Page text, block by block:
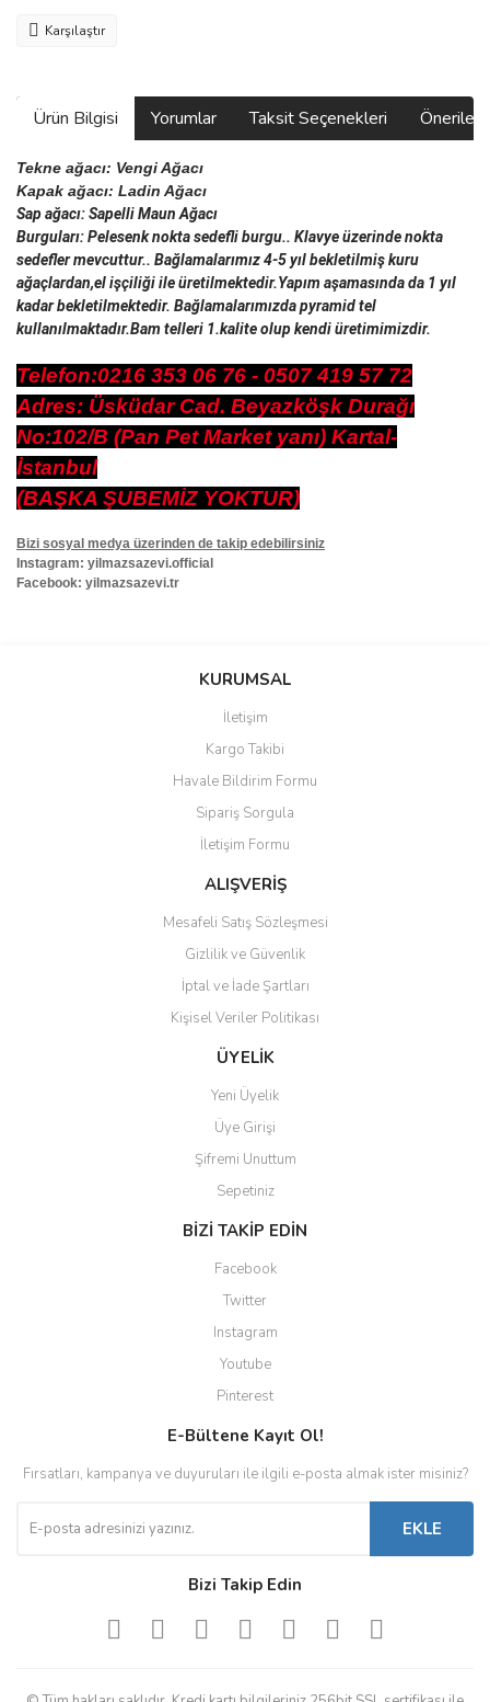
Karşılaştır
Ürün Bilgisi Yorumlar Taksit Seçenekleri
Tekne ağacı: Vengi Ağacı
Kapak ağacı: Ladin Ağacı
Sap ağacı: Sapelli Maun Ağacı
Burguları: Pelesenk nokta sedefli burgu.. Klavye üzerinde nokta
sedefler mevcuttur.. Bağlamalarımız 4-5 yıl bekletilmiş kuru
ağaçlardan,el işçiliği ile üretilmektedir.Yapım aşamasında da 1 yıl
kadar bekletilmektedir. Bağlamalarımızda pyramid tel
kullanılmaktadır.Bam telleri 1.kalite olup kendi üretimimizdir.
Telefon:0216 353 06 76 - 0507 419 57 72
Adres: Üsküdar Cad. Beyazköşk Durağı
No:102/B (Pan Pet Market yanı) Kartal-
İstanbul
(BAŞKA ŞUBEMİZ YOKTUR)
Bizi sosyal medya üzerinden de takip edebilirsiniz
Instagram: yilmazsazevi.official
Facebook: yilmazsazevi.tr
Bu ürüne ilk yorumu siz yapın!
Ürün resmi kalitesiz, bozuk veya görüntülenemiyor.
Ürün açıklamasında eksik bilgiler bulunuyor.
Ürün bilgilerinde hatalar bulunuyor.
Ürün fiyatı diğer sitelerden daha pahalı.
Bu ürüne benzer farklı alternatifler olmalı.
Gönder
KURUMSAL
İletişim
Kargo Takibi
Havale Bildirim Formu
Sipariş Sorgula
İletişim Formu
ALIŞVERİŞ
Mesafeli Satış Sözleşmesi
Gizlilik ve Güvenlik
İptal ve İade Şartları
Kişisel Veriler Politikası
ÜYELİK
Yeni Üyelik
Üye Girişi
Şifremi Unuttum
Sepetiniz
BİZİ TAKİP EDİN
Facebook
Twitter
Instagram
Youtube
Pinterest
E-Bültene Kayıt Ol!
Fırsatları, kampanya ve duyuruları ile ilgili e-posta almak ister misiniz?
EKLE
Bizi Takip Edin